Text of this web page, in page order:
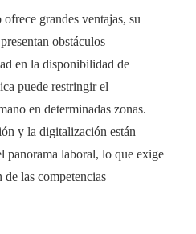
grandes ventajas, su
obstáculos
en la disponibilidad de
puede restringir el
en determinadas zonas.
y la digitalización están
panorama laboral, lo que exige
las competencias